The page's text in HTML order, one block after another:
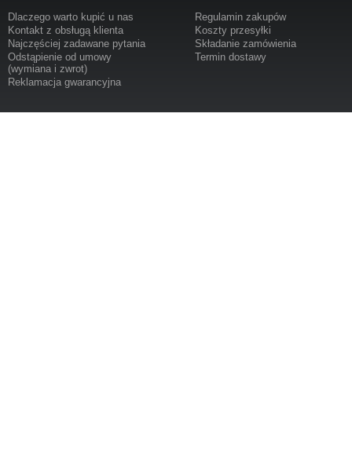
Dlaczego warto kupić u nas
Kontakt z obsługą klienta
Najczęściej zadawane pytania
Odstąpienie od umowy
(wymiana i zwrot)
Reklamacja gwarancyjna
Regulamin zakupów
Koszty przesyłki
Składanie zamówienia
Termin dostawy